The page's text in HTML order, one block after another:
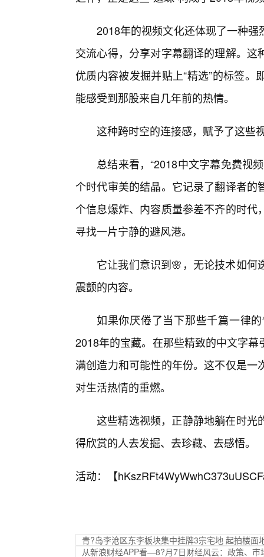
2018年的视频文化还体现了一种
交流心得，分享对字幕翻译的理解。
优质内容被发掘并贴上“精选”的标签
能感受到那股来自几年前的热情。
这种跨时空的连接感，赋予了这些
总结来看，“2018中文字幕免费视
个时代审美的结晶。它记录了翻译者
个信息爆炸、内容质量参差不齐的时
寻找一片宁静的避风港。
它让我们意识到🌸，无论技术如
震颤的内容。
如果你厌倦了当下那些千篇一律
2018年的宝藏。在那些精致的中文字
满创造力和可能性的年份。这不仅是
对生活热情的重燃。
这些精选视频，正静静地躺在时光
得欣赏的人去发掘、去珍藏、去感悟。
活动：【
青?岛李沧区东李板块集中挂牌3宗宅地 起拍楼面
从新浪财经APP看—8?月7日财经风云：政策、市